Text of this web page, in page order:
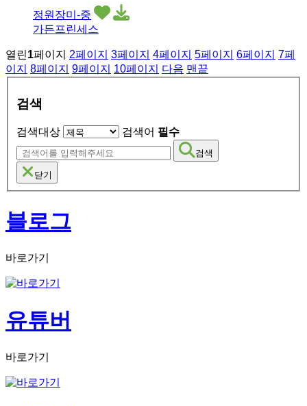
정원장미-중
가든프린세스
열린1페이지 2페이지 3페이지 4페이지 5페이지 6페이지 7페
이지 8페이지 9페이지 10페이지 다음 맨끝
검색
검색대상 검색어 필수
검색
닫기
블로그
바로가기
유튜버
바로가기